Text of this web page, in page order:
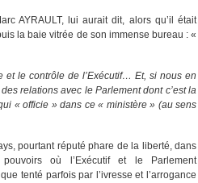
AYRAULT, lui aurait dit, alors qu’il était
la baie vitrée de son immense bureau : «
et le contrôle de l’Exécutif… Et, si nous en
relations avec le Parlement dont c’est la
« officie » dans ce « ministère » (au sens
pourtant réputé phare de la liberté, dans
où l’Exécutif et le Parlement
tenté parfois par l’ivresse et l’arrogance